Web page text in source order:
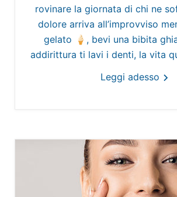
rovinare la giornata di chi ne
dolore arriva all’improvviso
gelato 🍦, bevi una bibita
addirittura ti lavi i denti, la vita
Leggi adesso